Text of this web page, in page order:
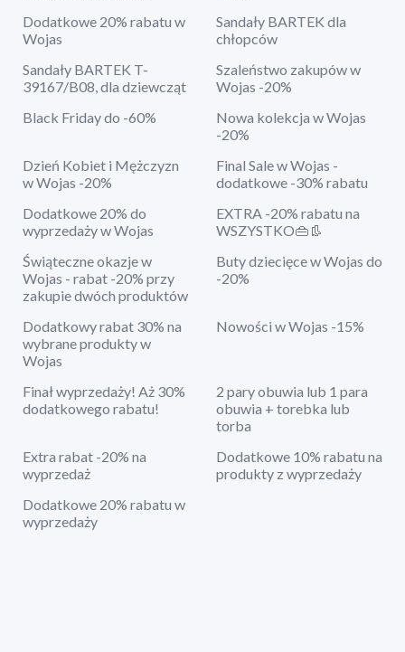
Dodatkowe 20% rabatu w
Wojas
Sandały BARTEK dla
chłopców
Sandały BARTEK T-
39167/B08, dla dziewcząt
Szaleństwo zakupów w
Wojas -20%
Black Friday do -60%
Nowa kolekcja w Wojas
-20%
Dzień Kobiet i Mężczyzn
w Wojas -20%
Final Sale w Wojas -
dodatkowe -30% rabatu
Dodatkowe 20% do
wyprzedaży w Wojas
EXTRA -20% rabatu na
WSZYSTKO👜👢
Świąteczne okazje w
Wojas - rabat -20% przy
zakupie dwóch produktów
Buty dziecięce w Wojas do
-20%
Dodatkowy rabat 30% na
wybrane produkty w
Wojas
Nowości w Wojas -15%
Finał wyprzedaży! Aż 30%
dodatkowego rabatu!
2 pary obuwia lub 1 para
obuwia + torebka lub
torba
Extra rabat -20% na
wyprzedaż
Dodatkowe 10% rabatu na
produkty z wyprzedaży
Dodatkowe 20% rabatu w
wyprzedaży